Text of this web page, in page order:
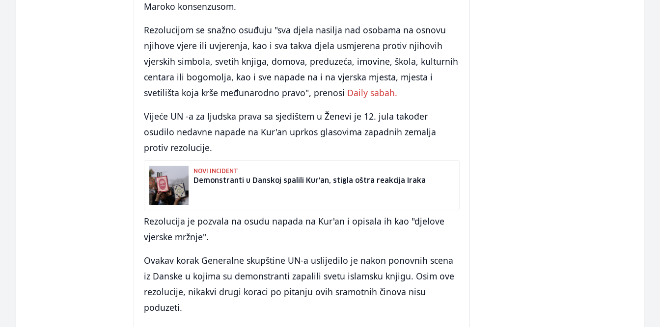
Maroko konsenzusom.
Rezolucijom se snažno osuđuju "sva djela nasilja nad osobama na osnovu
njihove vjere ili uvjerenja, kao i sva takva djela usmjerena protiv njihovih
vjerskih simbola, svetih knjiga, domova, preduzeća, imovine, škola, kulturnih
centara ili bogomolja, kao i sve napade na i na vjerska mjesta, mjesta i
svetilišta koja krše međunarodno pravo", prenosi Daily sabah.
Vijeće UN -a za ljudska prava sa sjedištem u Ženevi je 12. jula također
osudilo nedavne napade na Kur'an uprkos glasovima zapadnih zemalja
protiv rezolucije.
NOVI INCIDENT
Demonstranti u Danskoj spalili Kur'an, stigla oštra reakcija Iraka
Rezolucija je pozvala na osudu napada na Kur'an i opisala ih kao "djelove
vjerske mržnje".
Ovakav korak Generalne skupštine UN-a uslijedilo je nakon ponovnih scena
iz Danske u kojima su demonstranti zapalili svetu islamsku knjigu. Osim ove
rezolucije, nikakvi drugi koraci po pitanju ovih sramotnih činova nisu
poduzeti.